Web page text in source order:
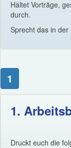
Haltet Vorträge,
durch.
Sprecht das in der
1
1.
Druckt euch die